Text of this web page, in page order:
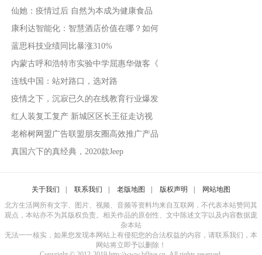
仙她：疫情过后 自然为本成为健康食品
康利达智能化：智慧酒店价值在哪？如何
蓝思科技业绩同比暴涨310%
内蒙古呼和浩特市实验中学屈惠华做客《
连线中国：站对路口，选对路
疫情之下，沉寂已久的在线教育行业爆发
红人装复工复产 新城区区长王征走访视
老榕树网盟广告联盟朋友圈高效推广产品
真国六下的真经典，2020款Jeep
关于我们 联系我们 老版地图 版权声明
网站地图
北方生活网所有文字、图片、视频、音频等资料均来自互联网，不代表本站赞同其
观点，本站亦不为其版权负责。相关作品的原创性、文中陈述文字以及内容数据庞
杂本站
无法一一核实，如果您发现本网站上有侵犯您的合法权益的内容，请联系我们，本
网站将立即予以删除！